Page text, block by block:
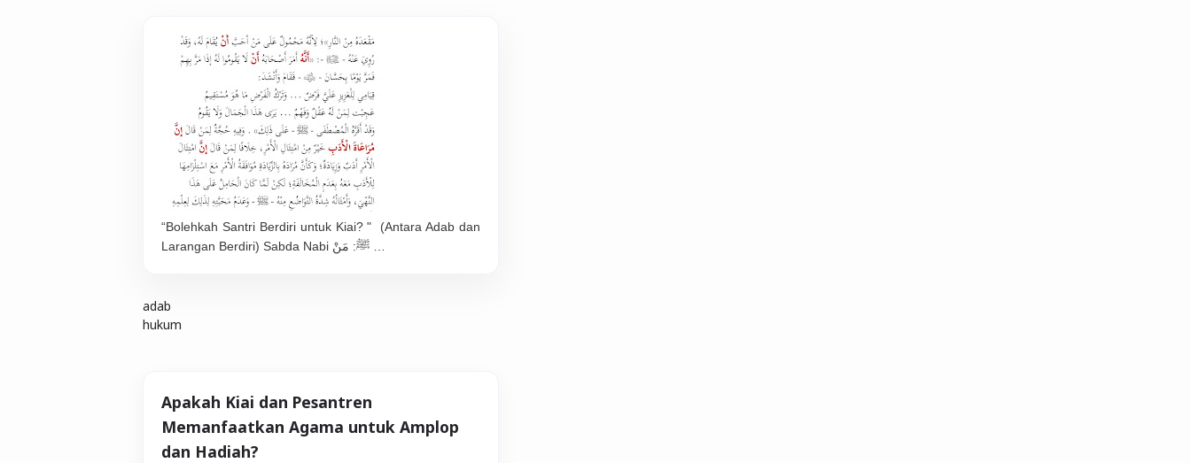
“Bolehkah Santri Berdiri untuk Kiai? " (Antara Adab dan
adab
hukum
Apakah Kiai dan Pesantren
Memanfaatkan Agama untuk Amplop
dan Hadiah?